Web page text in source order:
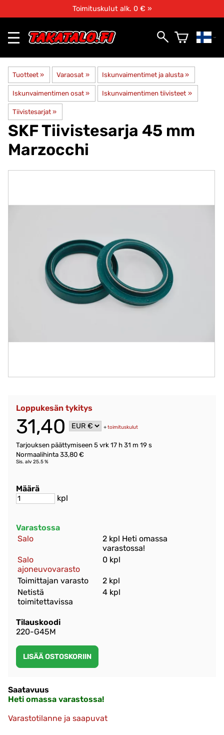
Toimituskulut alk. 0 € »
Tuotteet ‪» Varaosat ‪» Iskunvaimentimet ja alusta ‪»
Iskunvaimentimen osat ‪» Iskunvaimentimen tiivisteet ‪»
Tiivistesarjat ‪»
SKFTiivistesarja 45 mm
Marzocchi
Loppukesän tykitys
31,40 +toimituskulut
Tarjouksen päättymiseen 5 vrk 17 h 31 m 19 s
Normaalihinta 33,80 €
Sis. alv 25.5 %
Määrä
kpl
Varastossa
Salo
2 kpl Heti omassa
varastossa!
Salo
ajoneuvovarasto
0 kpl
Toimittajan varasto
2 kpl
Netistä
toimitettavissa
4 kpl
Tilauskoodi
220-G45M
Saatavuus
Heti omassa varastossa!
Varastotilanne ja saapuvat